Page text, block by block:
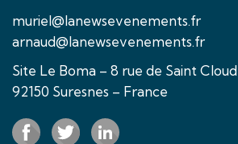
muriel@lanewsevenements.fr
arnaud@lanewsevenements.fr
Site Le Boma – 8 rue de Saint Cloud
92150 Suresnes – France